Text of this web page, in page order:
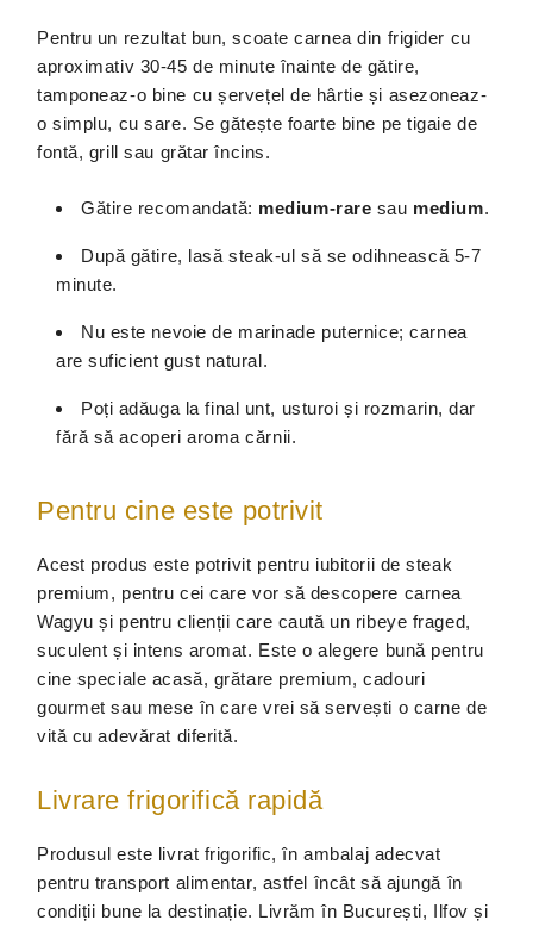
Pentru un rezultat bun, scoate carnea din frigider cu
aproximativ 30-45 de minute înainte de gătire,
tamponeaz-o bine cu șervețel de hârtie și asezoneaz-
o simplu, cu sare. Se gătește foarte bine pe tigaie de
fontă, grill sau grătar încins.
Gătire recomandată: medium-rare sau medium.
După gătire, lasă steak-ul să se odihnească 5-7
minute.
Nu este nevoie de marinade puternice; carnea
are suficient gust natural.
Poți adăuga la final unt, usturoi și rozmarin, dar
fără să acoperi aroma cărnii.
Pentru cine este potrivit
Acest produs este potrivit pentru iubitorii de steak
premium, pentru cei care vor să descopere carnea
Wagyu și pentru clienții care caută un ribeye fraged,
suculent și intens aromat. Este o alegere bună pentru
cine speciale acasă, grătare premium, cadouri
gourmet sau mese în care vrei să servești o carne de
vită cu adevărat diferită.
Livrare frigorifică rapidă
Produsul este livrat frigorific, în ambalaj adecvat
pentru transport alimentar, astfel încât să ajungă în
condiții bune la destinație. Livrăm în București, Ilfov și